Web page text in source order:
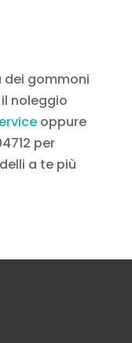
dei gommoni
noleggio
oppure
per
a te più